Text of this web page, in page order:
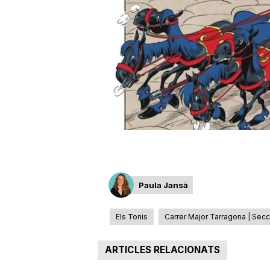
a
r
r
o
n
Paula Jansà
Els Tonis Carrer Major Tarragona |
ARTICLES RELACIONATS